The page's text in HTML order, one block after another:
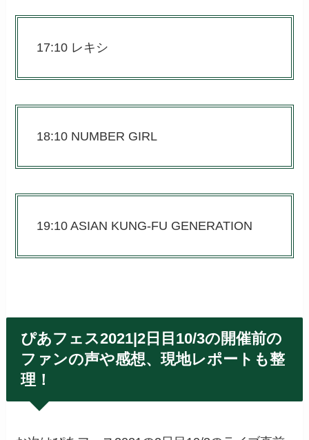
17:10 レキシ
18:10 NUMBER GIRL
19:10 ASIAN KUNG-FU GENERATION
ぴあフェス2021|2日目10/3の開催前の
ファンの声や感想、現地レポートも整
理！